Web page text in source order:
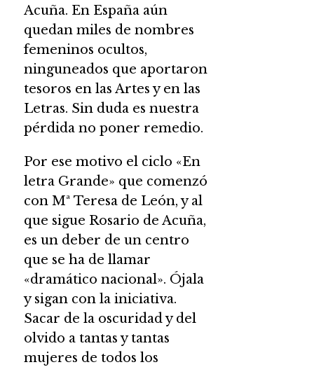
Acuña. En España aún
quedan miles de nombres
femeninos ocultos,
ninguneados que aportaron
tesoros en las Artes y en las
Letras. Sin duda es nuestra
pérdida no poner remedio.
Por ese motivo el ciclo «En
letra Grande» que comenzó
con Mª Teresa de León, y al
que sigue Rosario de Acuña,
es un deber de un centro
que se ha de llamar
«dramático nacional». Ójala
y sigan con la iniciativa.
Sacar de la oscuridad y del
olvido a tantas y tantas
mujeres de todos los